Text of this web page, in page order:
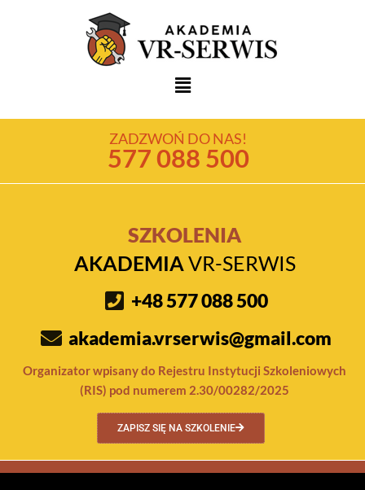
ZADZWOŃ DO NAS!
577 088 500
SZKOLENIA
AKADEMIAVR-SERWIS
+48 577 088 500
akademia.vrserwis@gmail.com
Organizator wpisany do Rejestru Instytucji Szkoleniowych
(RIS) pod numerem 2.30/00282/2025
ZAPISZ SIĘ NA SZKOLENIE